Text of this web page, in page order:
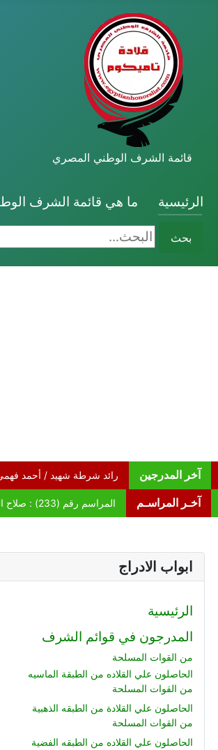
قائمة الشرف الوطني المصري
الرئيسية ما هي قائمة الشرف
بحث البحث...
آخر المدرجين
آخـر المراسـم
ابواب الادراج
الرئيسية
المدرجون في قوائم الشرف
من القوات المسلحة
الحاصلون علي القلاده من الطبقة الماسيه
من القوات المسلحة
الحاصلون علي القلادة من الطبقه الذهبية
من القوات المسلحة
الحاصلون علي القلاده من الطبقه الفضية